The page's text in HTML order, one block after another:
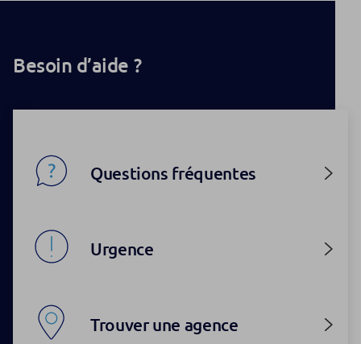
Besoin d’aide ?
Questions fréquentes
Urgence
Trouver une agence